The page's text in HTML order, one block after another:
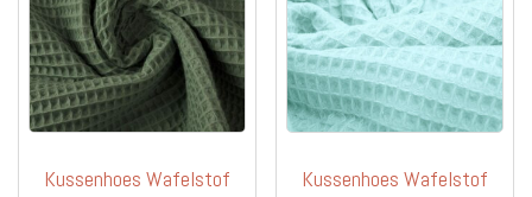
Kussenhoes Wafelstof
Kussenhoes Wafelstof